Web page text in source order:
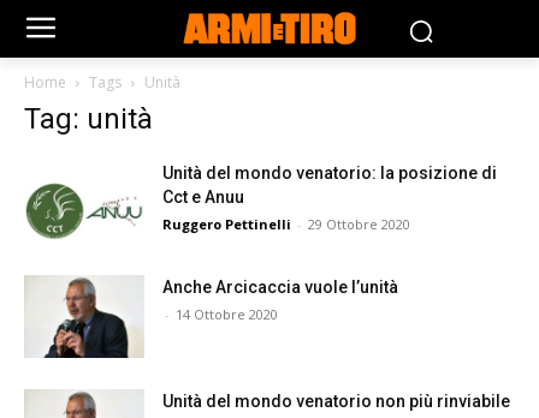
Home Tags Unità
Tag: unità
Unità del mondo venatorio: la posizione di
Cct e Anuu
Ruggero Pettinelli - 29 Ottobre 2020
Anche Arcicaccia vuole l’unità
- 14 Ottobre 2020
Unità del mondo venatorio non più rinviabile